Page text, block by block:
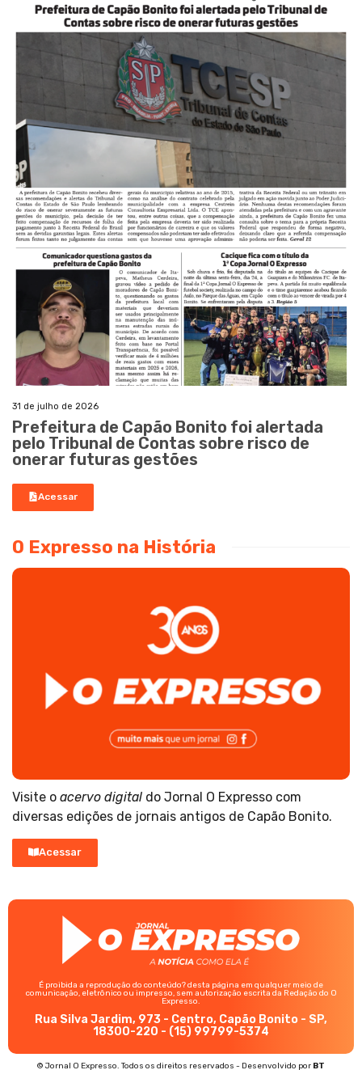
31 de julho de 2026
Prefeitura de Capão Bonito foi alertada
pelo Tribunal de Contas sobre risco de
onerar futuras gestões
Acessar
O Expresso na História
Visite o acervo digital do Jornal O Expresso com
diversas edições de jornais antigos de Capão Bonito.
Acessar
É proibida a reprodução do conteúdo? desta página em qualquer meio de
comunicação, eletrônico ou impresso, sem autorização escrita da Redação do O
Expresso.
Rua Silva Jardim, 973 - Centro, Capão Bonito - SP,
18300-220 - (15) 99799-5374
© Jornal O Expresso. Todos os direitos reservados - Desenvolvido por BT